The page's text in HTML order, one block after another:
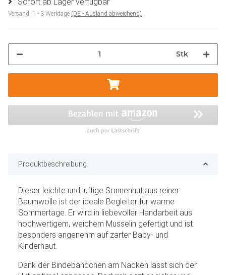
Versand: 1 - 3 Werktage (DE - Ausland abweichend)
Stk
Produktbeschreibung
Dieser leichte und luftige Sonnenhut aus reiner
Baumwolle ist der ideale Begleiter für warme
Sommertage. Er wird in liebevoller Handarbeit aus
hochwertigem, weichem Musselin gefertigt und ist
besonders angenehm auf zarter Baby- und
Kinderhaut.
Dank der Bindebändchen am Nacken lässt sich der